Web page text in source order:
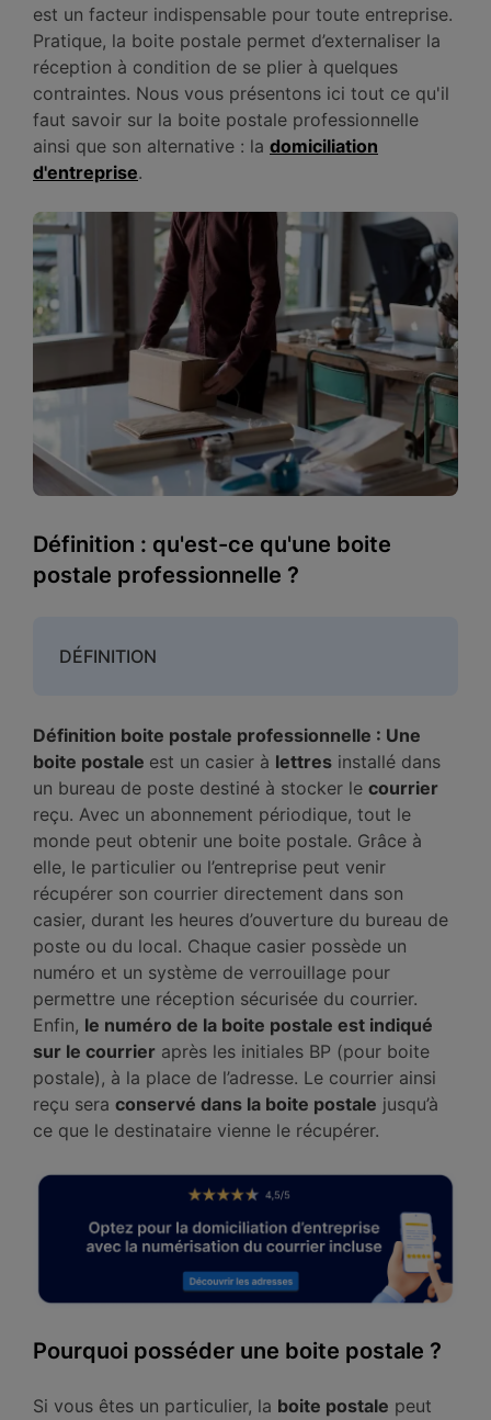
est un facteur indispensable pour toute entreprise.
Pratique, la boite postale permet d’externaliser la
réception à condition de se plier à quelques
contraintes. Nous vous présentons ici tout ce qu'il
faut savoir sur la boite postale professionnelle
ainsi que son alternative : la domiciliation
d'entreprise.
Définition : qu'est-ce qu'une boite
postale professionnelle ?
DÉFINITION
Définition boite postale professionnelle : Une
boite postale est un casier à lettres installé dans
un bureau de poste destiné à stocker le courrier
reçu. Avec un abonnement périodique, tout le
monde peut obtenir une boite postale. Grâce à
elle, le particulier ou l’entreprise peut venir
récupérer son courrier directement dans son
casier, durant les heures d’ouverture du bureau de
poste ou du local. Chaque casier possède un
numéro et un système de verrouillage pour
permettre une réception sécurisée du courrier.
Enfin, le numéro de la boite postale est indiqué
sur le courrier après les initiales BP (pour boite
postale), à la place de l’adresse. Le courrier ainsi
reçu sera conservé dans la boite postale jusqu’à
ce que le destinataire vienne le récupérer.
Pourquoi posséder une boite postale ?
Si vous êtes un particulier, la boite postale peut